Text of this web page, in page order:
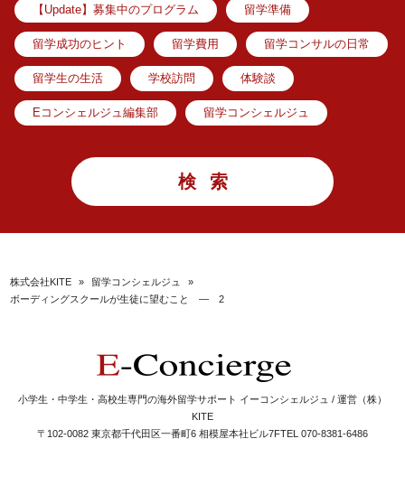
【Update】募集中のプログラム 留学準備
留学成功のヒント 留学費用 留学コンサルの日常
留学生の生活 学校訪問 体験談
Eコンシェルジュ編集部 留学コンシェルジュ
株式会社KITE » 留学コンシェルジュ
»
ボーディングスクールが生徒に望むこと ― 2
小学生・中学生・高校生専門の海外留学サポート イーコンシェルジュ / 運営（株）
KITE
〒102-0082 東京都千代田区一番町6 相模屋本社ビル7FTEL 070-8381-6486